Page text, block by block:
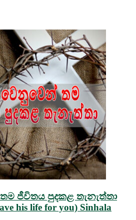
ජීවිතය පුදකළ තැනැත්තා
his life for you) Sinhala